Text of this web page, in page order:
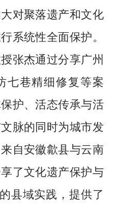
对聚落遗产和文化
系统性全面保护。
张杰通过分享广州
七巷精细修复等案
护、活态传承与活
脉的同时为城市发
自安徽歙县与云南
了文化遗产保护与
县域实践，提供了